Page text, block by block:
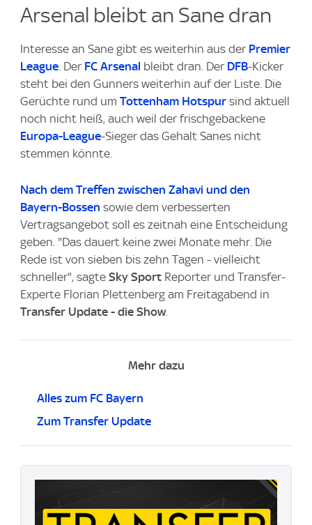
Arsenal bleibt an Sane dran
Interesse an Sane gibt es weiterhin aus der Premier
League. Der FC Arsenal bleibt dran. Der DFB-Kicker
steht bei den Gunners weiterhin auf der Liste. Die
Gerüchte rund um Tottenham Hotspur sind aktuell
noch nicht heiß, auch weil der frischgebackene
Europa-League-Sieger das Gehalt Sanes nicht
stemmen könnte.
Nach dem Treffen zwischen Zahavi und den
Bayern-Bossen sowie dem verbesserten
Vertragsangebot soll es zeitnah eine Entscheidung
geben. "Das dauert keine zwei Monate mehr. Die
Rede ist von sieben bis zehn Tagen - vielleicht
schneller", sagte Sky Sport Reporter und Transfer-
Experte Florian Plettenberg am Freitagabend in
Transfer Update - die Show.
Mehr dazu
Alles zum FC Bayern
Zum Transfer Update